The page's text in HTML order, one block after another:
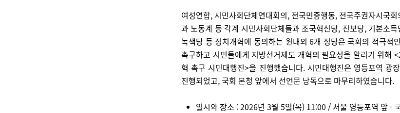
여성연합, 시민사회단체연대회의, 전국민중행동, 전국주권자시국
과 노동계 등 각계 시민사회단체들과 조국혁신당, 진보당, 기본소
녹색당 등 정치개혁에 동의하는 원내외 6개 정당은 국회의 적극적
촉구하고 시민들에게 지방선거제도 개혁의 필요성을 알리기 위해
혁 촉구 시민대행진>을 진행했습니다. 시민대행진은 영등포역 광
진행되었고, 국회 본청 앞에서 선언문 낭독으로 마무리하였습니다.
일시와 장소 :2026년 3월 5일(목) 11:00 / 서울 영등포역 앞 -